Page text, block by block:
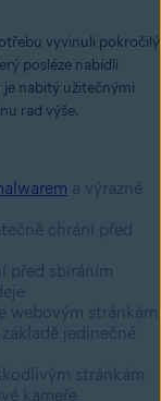
vyvinuli pokročilý
posléze nabídli
je nabitý užitečnými
rad výše.
a výrazně
chrání před
před sbíráním
webovým stránkám
jedinečné
stránkám
kameře